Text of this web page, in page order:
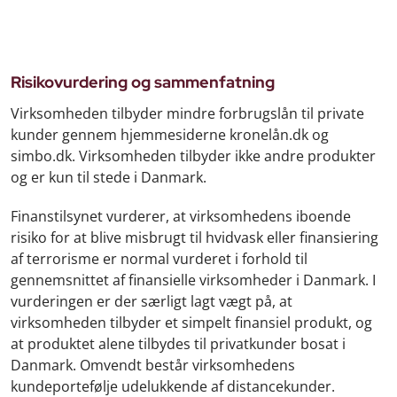
Risikovurdering og sammenfatning
Virksomheden tilbyder mindre forbrugslån til private
kunder gennem hjemmesiderne kronelån.dk og
simbo.dk. Virksomheden tilbyder ikke andre produkter
og er kun til stede i Danmark.
Finanstilsynet vurderer, at virksomhedens iboende
risiko for at blive misbrugt til hvidvask eller finansiering
af terrorisme er normal vurderet i forhold til
gennemsnittet af finansielle virksomheder i Danmark. I
vurderingen er der særligt lagt vægt på, at
virksomheden tilbyder et simpelt finansiel produkt, og
at produktet alene tilbydes til privatkunder bosat i
Danmark. Omvendt består virksomhedens
kundeportefølje udelukkende af distancekunder.